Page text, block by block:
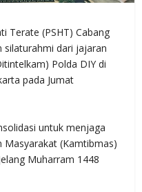
Terate (PSHT) Cabang
silaturahmi dari jajaran
Polda DIY di
pada Jumat
untuk menjaga
Masyarakat (Kamtibmas)
Muharram 1448